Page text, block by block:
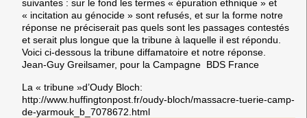
suivantes : sur le fond les termes « épuration ethnique » et
« incitation au génocide » sont refusés, et sur la forme notre
réponse ne préciserait pas quels sont les passages contestés
et serait plus longue que la tribune à laquelle il est répondu.
Voici ci-dessous la tribune diffamatoire et notre réponse.
Jean-Guy Greilsamer, pour la Campagne BDS France
La « tribune »d’Oudy Bloch:
http://www.huffingtonpost.fr/oudy-bloch/massacre-tuerie-camp-
de-yarmouk_b_7078672.html